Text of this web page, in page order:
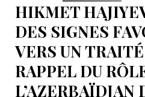
HIKMET
DES SIGNES
VERS UN
RAPPEL DU
L’AZERBAÏDJAN